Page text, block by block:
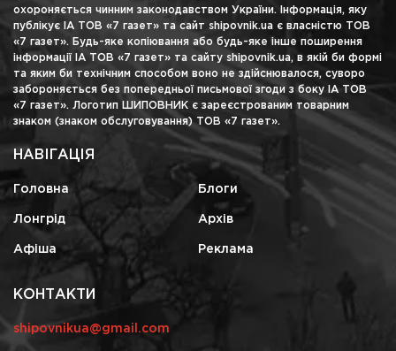
охороняється чинним законодавством України. Інформація, яку
публікує ІА ТОВ «7 газет» та сайт shipovnik.ua є власністю ТОВ
«7 газет». Будь-яке копіювання або будь-яке інше поширення
інформації ІА ТОВ «7 газет» та сайту shipovnik.ua, в якій би формі
та яким би технічним способом воно не здійснювалося, суворо
забороняється без попередньої письмової згоди з боку ІА ТОВ
«7 газет». Логотип ШИПОВНИК є зареєстрованим товарним
знаком (знаком обслуговування) ТОВ «7 газет».
НАВІГАЦІЯ
Головна Блоги
Лонгрід Архів
Афіша Реклама
КОНТАКТИ
shipovnikua@gmail.com